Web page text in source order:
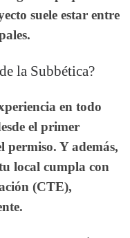
suele estar entre
la Subbética?
en todo
el primer
permiso. Y además,
local cumpla con
(CTE),